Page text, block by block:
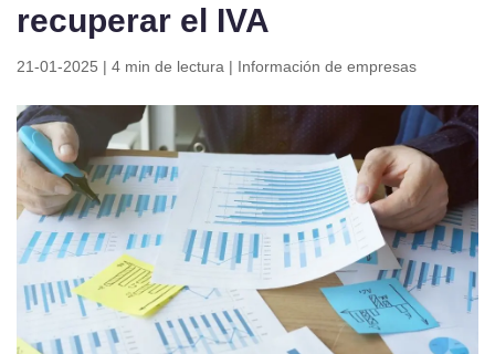
recuperar el IVA
21-01-2025 | 4 min de lectura | Información de empresas